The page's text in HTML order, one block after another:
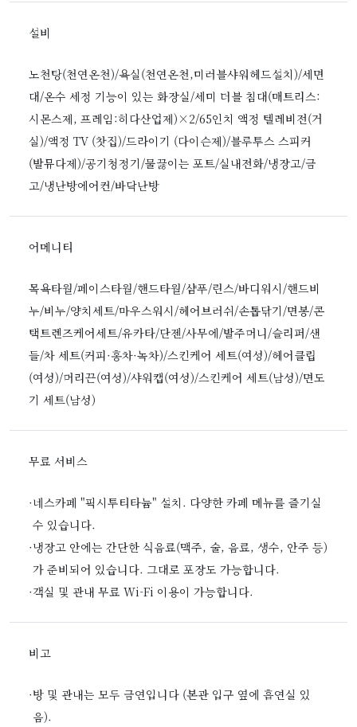
설비
노천탕(천연온천)/욕실(천연온천,미러블샤워헤드설치)/세면
대/온수 세정 기능이 있는 화장실/세미 더블 침대(매트리스:
시몬스제, 프레임:히다산업제)×2/65인치 액정 텔레비전(거
실)/액정 TV (찻집)/드라이기 (다이슨제)/블루투스 스피커
(발뮤다제)/공기청정기/물끓이는 포트/실내전화/냉장고/금
고/냉난방에어컨/바닥난방
어메니티
목욕타월/페이스타월/핸드타월/샴푸/린스/바디워시/핸드비
누/비누/양치세트/마우스워시/헤어브러쉬/손톱닦기/면봉/콘
택트렌즈케어세트/유카타/단젠/사무에/발주머니/슬리퍼/샌
들/차 세트(커피·홍차·녹차)/스킨케어 세트(여성)/헤어클립
(여성)/머리끈(여성)/샤워캡(여성)/스킨케어 세트(남성)/면도
기 세트(남성)
무료 서비스
·네스카페 "픽시투티타늄" 설치. 다양한 카페 메뉴를 즐기실
수 있습니다.
·냉장고 안에는 간단한 식음료(맥주, 술, 음료, 생수, 안주 등)
가 준비되어 있습니다. 그대로 포장도 가능합니다.
·객실 및 관내 무료 Wi-Fi 이용이 가능합니다.
비고
·방 및 관내는 모두 금연입니다 (본관 입구 옆에 흡연실 있
음).